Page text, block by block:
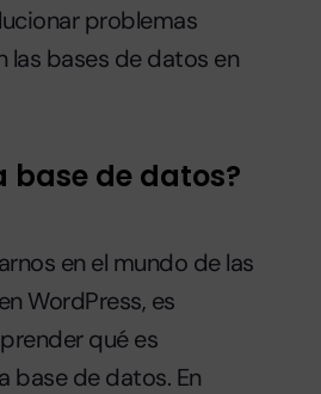
problemas
las bases de datos en
base de datos?
en el mundo de las
WordPress, es
qué es
base de datos. En